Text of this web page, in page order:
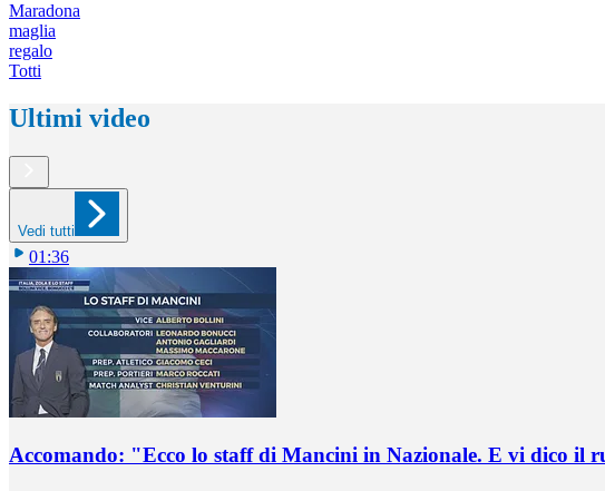
Maradona
maglia
regalo
Totti
Ultimi video
Vedi tutti
01:36
Accomando: "Ecco lo staff di Mancini in Nazionale. E vi dico il